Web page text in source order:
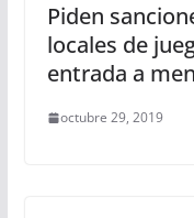
Piden
locales de
entrada a
octubre 29, 2019